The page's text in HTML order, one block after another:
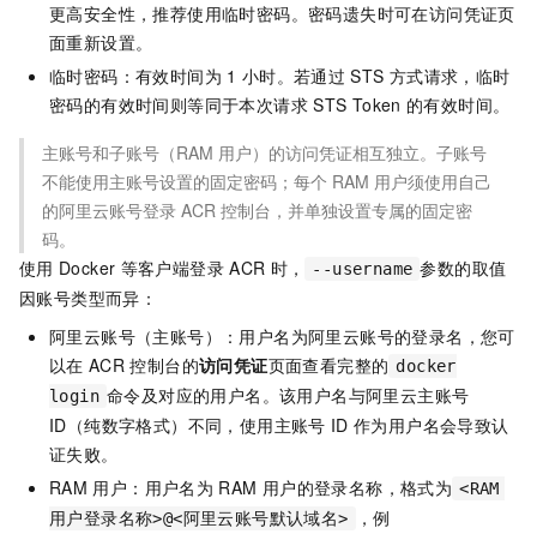
更高安全性，推荐使用临时密码。密码遗失时可在访问凭证页
面重新设置。
临时密码：有效时间为 1 小时。若通过 STS 方式请求，临时
密码的有效时间则等同于本次请求 STS Token 的有效时间。
主账号和子账号（RAM 用户）的访问凭证相互独立。子账号
不能使用主账号设置的固定密码；每个 RAM 用户须使用自己
的阿里云账号登录 ACR 控制台，并单独设置专属的固定密
码。
使用 Docker 等客户端登录 ACR 时， --username 参数的取值
因账号类型而异：
阿里云账号（主账号）：用户名为阿里云账号的登录名，您可
以在 ACR 控制台的访问凭证页面查看完整的 docker
login 命令及对应的用户名。该用户名与阿里云主账号
ID（纯数字格式）不同，使用主账号 ID 作为用户名会导致认
证失败。
RAM 用户：用户名为 RAM 用户的登录名称，格式为 <RAM
用户登录名称>@<阿里云账号默认域名>
，例